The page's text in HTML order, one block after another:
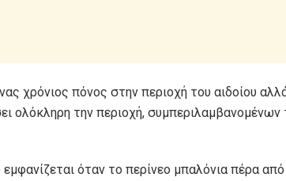
χρόνιος πόνος στην περιοχή του αιδοίου
ολόκληρη την περιοχή,
όταν το περίνεο μπαλόνια πέρα